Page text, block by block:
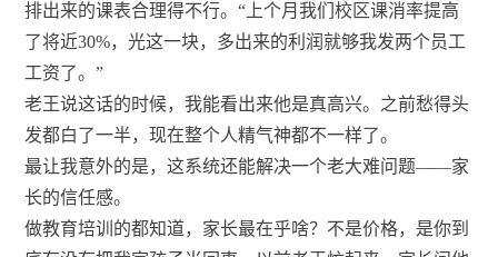
排出来的课表合理得不行。“上个月我们校区课消率提高
了将近30%，光这一块，多出来的利润就够我发两个员工
工资了。”
老王说这话的时候，我能看出来他是真高兴。之前愁得头
发都白了一半，现在整个人精气神都不一样了。
最让我意外的是，这系统还能解决一个老大难问题——家
长的信任感。
做教育培训的都知道，家长最在乎啥？不是价格，是你到